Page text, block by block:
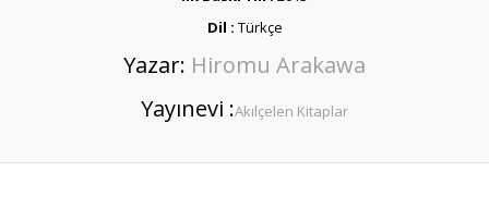
Dil : Türkçe
Yazar: Hiromu Arakawa
Yayınevi :Akılçelen Kitaplar